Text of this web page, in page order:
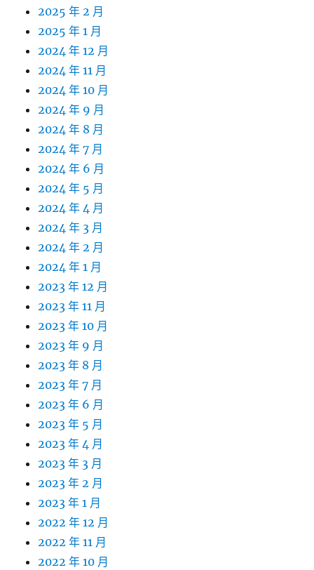
2025 年 2 月
2025 年 1 月
2024 年 12 月
2024 年 11 月
2024 年 10 月
2024 年 9 月
2024 年 8 月
2024 年 7 月
2024 年 6 月
2024 年 5 月
2024 年 4 月
2024 年 3 月
2024 年 2 月
2024 年 1 月
2023 年 12 月
2023 年 11 月
2023 年 10 月
2023 年 9 月
2023 年 8 月
2023 年 7 月
2023 年 6 月
2023 年 5 月
2023 年 4 月
2023 年 3 月
2023 年 2 月
2023 年 1 月
2022 年 12 月
2022 年 11 月
2022 年 10 月